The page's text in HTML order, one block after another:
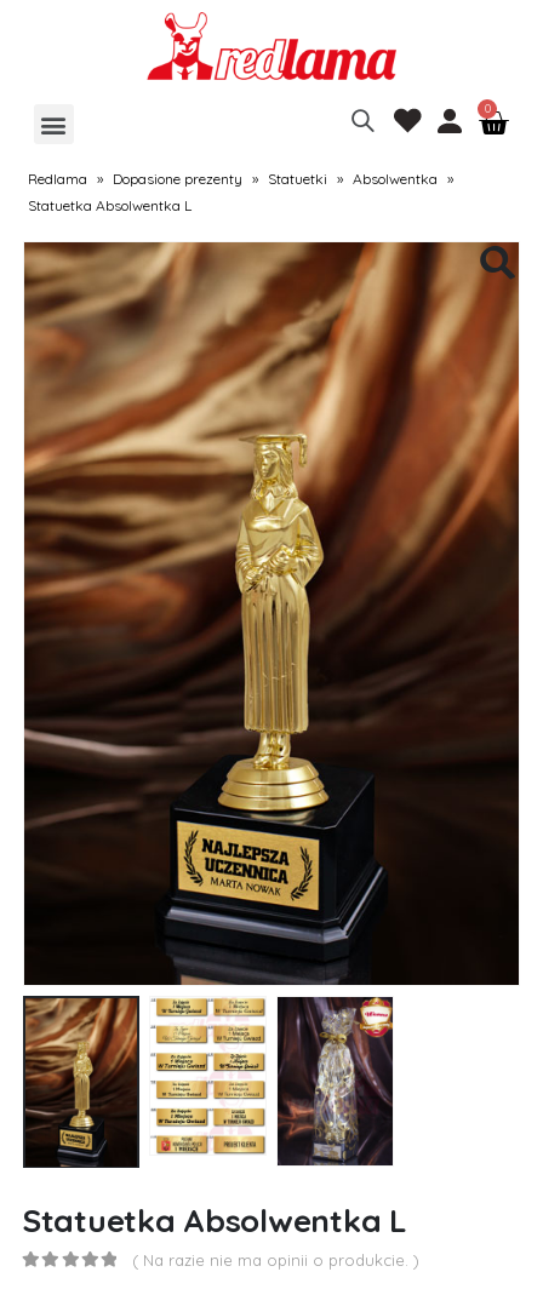
Redlama » Dopasione prezenty » Statuetki » Absolwentka »
Statuetka Absolwentka L
Statuetka Absolwentka L
( Na razie nie ma opinii o produkcie. )